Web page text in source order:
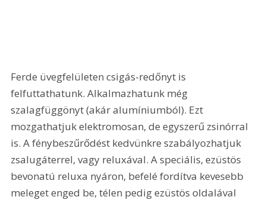
Ferde üvegfelületen csigás-redőnyt is
felfuttathatunk. Alkalmazhatunk még
szalagfüggönyt (akár alumíniumból). Ezt
mozgathatjuk elektromosan, de egyszerű zsinórral
is. A fénybeszűrődést kedvünkre szabályozhatjuk
zsalugáterrel, vagy reluxával. A speciális, ezüstös
bevonatú reluxa nyáron, befelé fordítva kevesebb
meleget enged be, télen pedig ezüstös oldalával